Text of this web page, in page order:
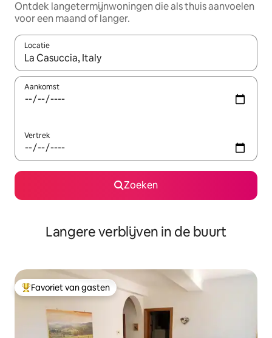
Ontdek langetermijnwoningen die als thuis aanvoelen
voor een maand of langer.
Locatie
Wanneer er resultaten beschikbaar zijn, maak je een keuze
Aankomst
Vertrek
Zoeken
Langere verblijven in de buurt
Topfavoriet van gasten
Favoriet van gasten